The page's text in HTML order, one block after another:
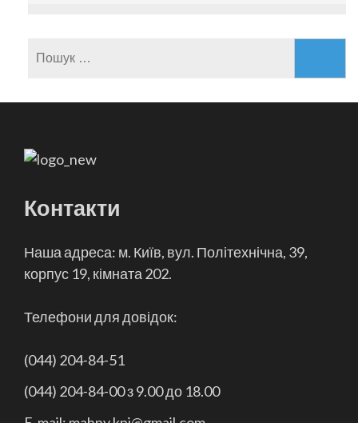
Контакти
Наша адреса: м. Київ, вул. Політехнічна, 39,
корпус 19, кімната 202.
Телефони для довідок:
(044) 204-84-51
(044) 204-84-00 з 9.00 до 18.00